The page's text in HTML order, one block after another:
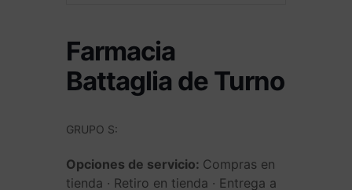
Farmacia
Battaglia de Turno
GRUPO S:
Opciones de servicio: Compras en
tienda · Retiro en tienda · Entrega a